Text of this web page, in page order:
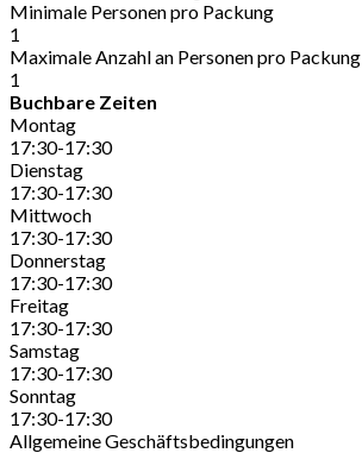
Minimale Personen pro Packung
1
Maximale Anzahl an Personen pro Packung
1
Buchbare Zeiten
Montag
17:30-17:30
Dienstag
17:30-17:30
Mittwoch
17:30-17:30
Donnerstag
17:30-17:30
Freitag
17:30-17:30
Samstag
17:30-17:30
Sonntag
17:30-17:30
Allgemeine Geschäftsbedingungen